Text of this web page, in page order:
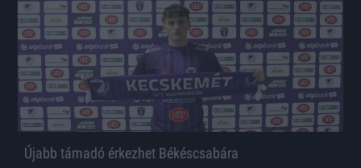
Újabb támadó érkezhet Békéscsabára